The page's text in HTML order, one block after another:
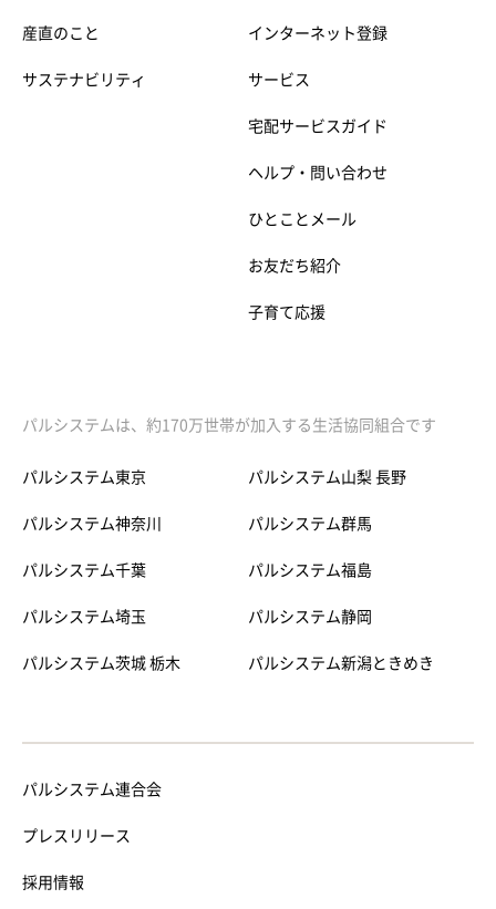
産直のこと
サステナビリティ
インターネット登録
サービス
宅配サービスガイド
ヘルプ・問い合わせ
ひとことメール
お友だち紹介
子育て応援
パルシステムは、約170万世帯が加入する生活協同組合です
パルシステム東京
パルシステム神奈川
パルシステム千葉
パルシステム埼玉
パルシステム茨城 栃木
パルシステム山梨 長野
パルシステム群馬
パルシステム福島
パルシステム静岡
パルシステム新潟ときめき
パルシステム連合会
プレスリリース
採用情報